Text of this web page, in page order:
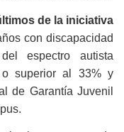
de la iniciativa
con discapacidad
espectro autista
superior al 33% y
de Garantía Juvenil